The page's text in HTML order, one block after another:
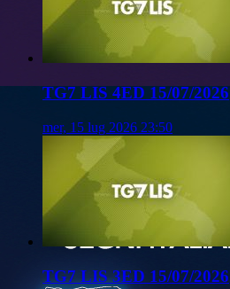
TG7 LIS 4ED 15/07/2026
mer, 15 lug 2026 23:50
TG7 LIS 3ED 15/07/2026